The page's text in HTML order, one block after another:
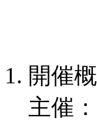
開催
主催